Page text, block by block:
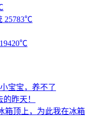
25783℃
19420℃
宝宝，养不了
昨天！
箱顶上，为此我在冰